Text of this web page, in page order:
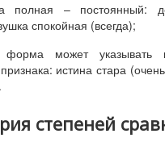
полная – постоянный:
спокойная (всегда);
может указывать
истина стара
степеней